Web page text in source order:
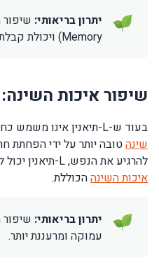
יתרון בריאותי:
Memory) ויכולת קבלת החלטות.
שיפור איכות השינה:
בעוד ש-L-תיאנין אינו משמש כחומר
שינהטובה יותר על ידי הפחתת
להרגיע את הנפש, L-תיאנין יכול להקל על ההירדמות ושיפור
איכות השינההכוללת.
יתרון בריאותי: שיפור
עמוקה ומרעננת יותר.